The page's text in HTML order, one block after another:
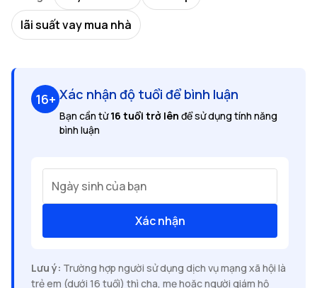
lãi suất vay mua nhà
16+ Xác nhận độ tuổi để bình luận
Bạn cần từ16 tuổi trở lên để sử dụng tính năng
bình luận
Ngày sinh của bạn
Xác nhận
Lưu ý: Trường hợp người sử dụng dịch vụ mạng xã hội là
trẻ em (dưới 16 tuổi) thì cha, mẹ hoặc người giám hộ